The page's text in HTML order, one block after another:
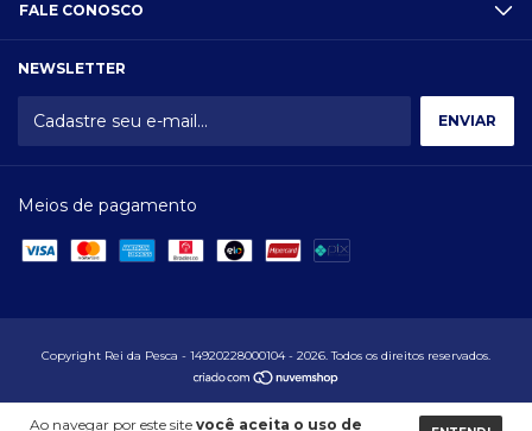
Ao navegar por este site você aceita o uso de
FALE CONOSCO
NEWSLETTER
Meios de pagamento
Copyright Rei da Pesca - 14920228000104 - 2026. Todos os direitos reservados.